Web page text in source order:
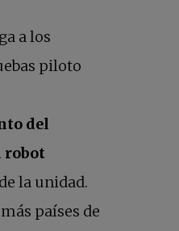
a los
piloto
del
robot
la unidad.
países de